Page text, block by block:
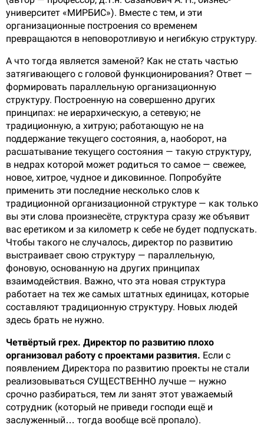
университет «МИРБИС»). Вместе с тем, и эти
организационные построения со временем
превращаются в неповоротливую и негибкую структуру.
А что тогда является заменой? Как не стать частью
затягивающего с головой функционирования? Ответ —
формировать параллельную организационную
структуру. Построенную на совершенно других
принципах: не иерархическую, а сетевую; не
традиционную, а хитрую; работающую не на
поддержание текущего состояния, а, наоборот, на
расшатывание текущего состояния — такую структуру,
в недрах которой может родиться то самое — свежее,
новое, хитрое, чудное и диковинное. Попробуйте
применить эти последние несколько слов к
традиционной организационной структуре — как только
вы эти слова произнесёте, структура сразу же объявит
вас еретиком и за километр к себе не будет подпускать.
Чтобы такого не случалось, директор по развитию
выстраивает свою структуру — параллельную,
фоновую, основанную на других принципах
взаимодействия. Важно, что эта новая структура
работает на тех же самых штатных единицах, которые
составляют традиционную структуру. Новых людей
здесь брать не нужно.
Четвёртый грех. Директор по развитию плохо
организовал работу с проектами развития. Если с
появлением Директора по развитию проекты не стали
реализовываться СУЩЕСТВЕННО лучше — нужно
срочно разбираться, тем ли занят этот уважаемый
сотрудник (который не приведи господи ещё и
заслуженный… тогда вообще всё пропало).